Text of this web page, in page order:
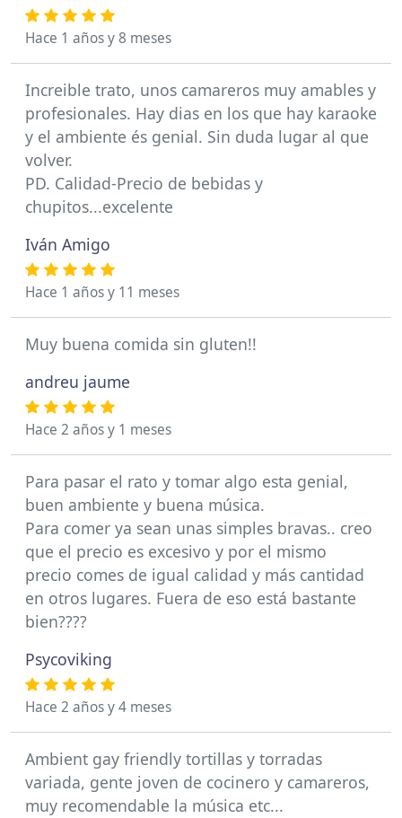
Hace 1 años y 8 meses
Increible trato, unos camareros muy amables y
profesionales. Hay dias en los que hay karaoke
y el ambiente és genial. Sin duda lugar al que
volver.
PD. Calidad-Precio de bebidas y
chupitos...excelente
Iván Amigo
Hace 1 años y 11 meses
Muy buena comida sin gluten!!
andreu jaume
Hace 2 años y 1 meses
Para pasar el rato y tomar algo esta genial,
buen ambiente y buena música.
Para comer ya sean unas simples bravas.. creo
que el precio es excesivo y por el mismo
precio comes de igual calidad y más cantidad
en otros lugares. Fuera de eso está bastante
bien????
Psycoviking
Hace 2 años y 4 meses
Ambient gay friendly tortillas y torradas
variada, gente joven de cocinero y camareros,
muy recomendable la música etc...